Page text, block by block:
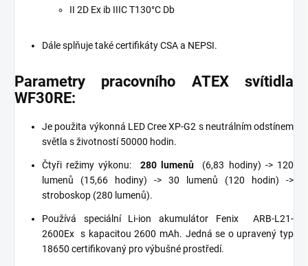
II 2D Ex ib IIIC T130°C Db
Dále splňuje také certifikáty CSA a NEPSI.
Parametry pracovního ATEX svítidla
WF30RE:
Je použita výkonná LED Cree XP-G2 s neutrálním odstínem
světla s životností 50000 hodin.
Čtyři režimy výkonu: 280 lumenů
(6,83 hodiny) -> 120
lumenů (15,66 hodiny) -> 30 lumenů (120 hodin) ->
stroboskop (280 lumenů).
Používá speciální Li-ion akumulátor Fenix
​​ARB-L21-
2600Ex s kapacitou 2600 mAh. Jedná se o upravený typ
18650 certifikovaný pro výbušné prostředí.